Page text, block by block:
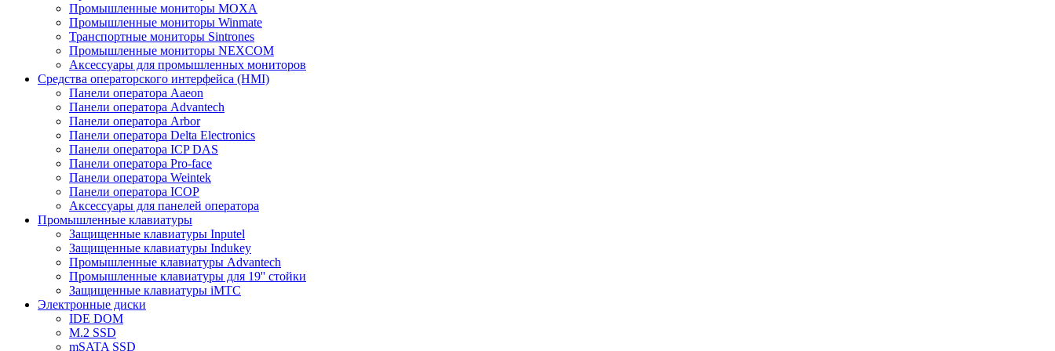
Промышленные мониторы MOXA
Промышленные мониторы Winmate
Транспортные мониторы Sintrones
Промышленные мониторы NEXCOM
Аксессуары для промышленных мониторов
Средства операторского интерфейса (HMI)
Панели оператора Aaeon
Панели оператора Advantech
Панели оператора Arbor
Панели оператора Delta Electronics
Панели оператора ICP DAS
Панели оператора Pro-face
Панели оператора Weintek
Панели оператора ICOP
Аксессуары для панелей оператора
Промышленные клавиатуры
Защищенные клавиатуры Inputel
Защищенные клавиатуры Indukey
Промышленные клавиатуры Advantech
Промышленные клавиатуры для 19'' стойки
Защищенные клавиатуры iMTC
Электронные диски
IDE DOM
M.2 SSD
mSATA SSD